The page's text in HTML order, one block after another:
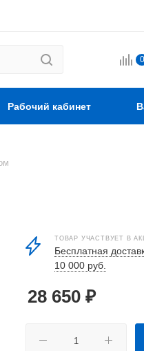
0
Рабочий кабинет
ТОВАР УЧАСТВУЕТ В
Бесплатная
10 000 руб.
28 650 ₽